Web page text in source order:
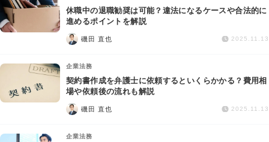
交通事故
労働問題
債権回収
休職中の退職勧奨は可能？違法になるケースや合法的に
進めるポイントを解説
磯田 直也 2025.11.13
企業法務
契約書作成を弁護士に依頼するといくらかかる？費用相
場や依頼後の流れも解説
磯田 直也 2025.11.13
企業法務